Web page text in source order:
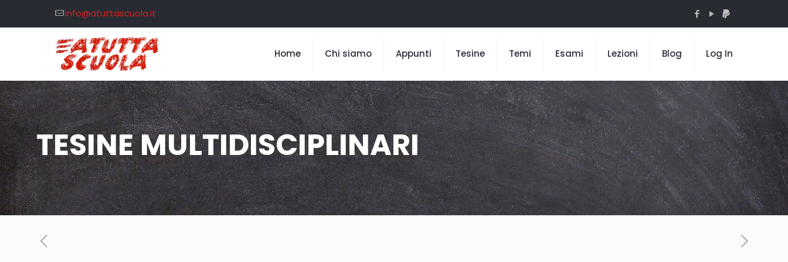
info@atuttascuola.it
Home Chi siamo Appunti Tesine Temi Esami Lezioni Blog Log In
TESINE MULTIDISCIPLINARI